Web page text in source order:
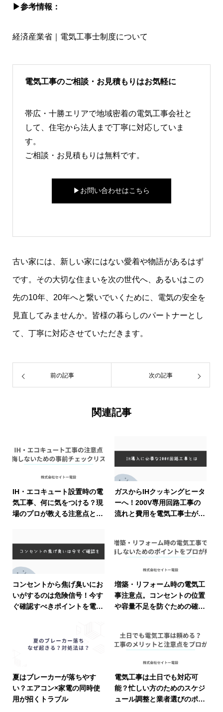
▶︎参考情報：
経済産業省｜電気工事士制度について
電気工事のご相談・お見積もりはお気軽に
帯広・十勝エリアで地域密着の電気工事会社と
して、住宅から法人まで丁寧に対応していま
す。
ご相談・お見積もりは無料です。
▶︎お問い合わせはこちら
古い家には、新しい家にはない愛着や物語があるはず
です。その大切な住まいを次の世代へ、あるいはこの
先の10年、20年へと繋いでいくために、電気の安全を
見直してみませんか。皆様の暮らしのパートナーとし
て、丁寧に対応させていただきます。
前の記事 次の記事
関連記事
IH・エコキュート設置時の電
気工事、何に気をつける？現
場のプロが教える注意点と確
ガスからIHクッキングヒータ
ーへ！200V専用回路工事の
流れと費用を電気工事士が徹
コンセントから焦げ臭いにお
いがするのは危険信号！今す
ぐ確認すべきポイントを電気
増築・リフォーム時の電気工
事注意点。コンセントの位置
や容量不足を防ぐための確認
夏はブレーカーが落ちやす
い？エアコン×家電の同時使
用が招くトラブル
電気工事は土日でも対応可
能？忙しい方のためのスケジ
ュール調整と業者選びのポイ